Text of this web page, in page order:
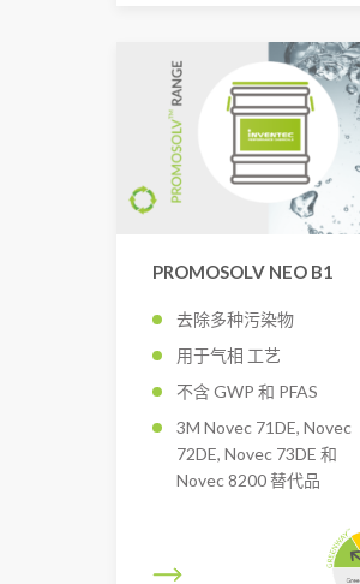
PROMOSOLV NEO B1
去除多种污染物
用于气相 工艺
不含 GWP 和 PFAS
3M Novec 71DE, Novec
72DE, Novec 73DE 和
Novec 8200 替代品